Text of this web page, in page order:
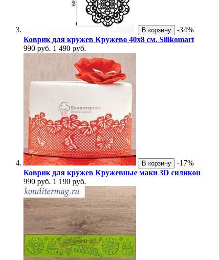
В корзину
-34%
Коврик для кружев Кружево 40х8 см. Silikomart
990 руб. 1 490 руб.
В корзину
-17%
Коврик для кружев Кружевные маки 3D силикон
990 руб. 1 190 руб.